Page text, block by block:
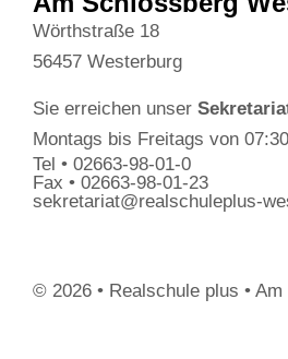
Wörthstraße 18
56457 Westerburg
Sie erreichen unser
Montags bis Freitags von
Tel • 02663-98-01-0
Fax • 02663-98-01-23
sekretariat@realschuleplus-
© 2026 • Realschule plus •